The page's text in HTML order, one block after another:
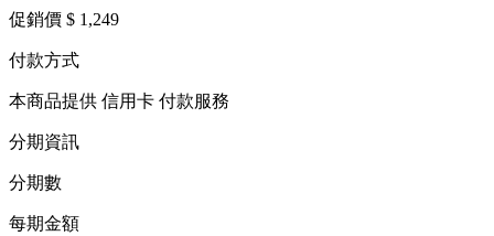
促銷價 $ 1,249
付款方式
本商品提供 信用卡 付款服務
分期資訊
分期數
每期金額